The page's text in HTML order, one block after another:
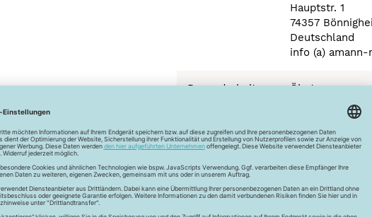
Hauptstr. 1
74357
Deutschland
info (a)
Besonderheiten Ökotex
Lichtreflektion und glänzen deshalb besonders. Durch den trilobalen
und Vernähbarkeit. Darüber hinaus bleibt der tolle Glanz über